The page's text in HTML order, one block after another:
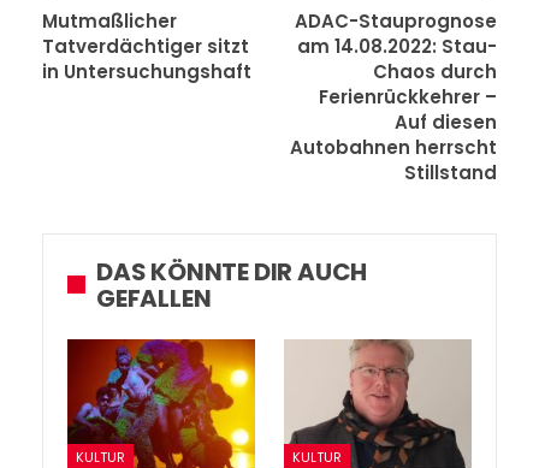
Mutmaßlicher
Tatverdächtiger sitzt
in Untersuchungshaft
ADAC-Stauprognose
am 14.08.2022: Stau-
Chaos durch
Ferienrückkehrer –
Auf diesen
Autobahnen herrscht
Stillstand
DAS KÖNNTE DIR AUCH
GEFALLEN
KULTUR KULTUR